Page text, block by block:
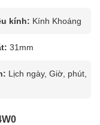
kính: Kính Khoáng
31mm
Lịch ngày, Giờ, phút,